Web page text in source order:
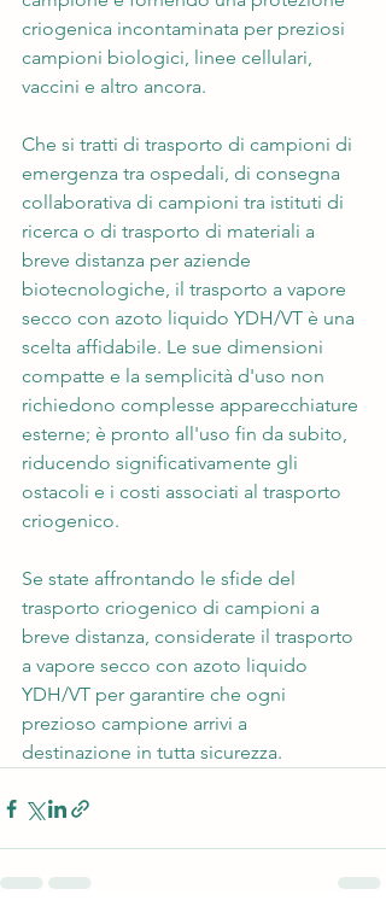
criogenica incontaminata per preziosi
campioni biologici, linee cellulari,
vaccini e altro ancora.
Che si tratti di trasporto di campioni di
emergenza tra ospedali, di consegna
collaborativa di campioni tra istituti di
ricerca o di trasporto di materiali a
breve distanza per aziende
biotecnologiche, il trasporto a vapore
secco con azoto liquido YDH/VT è una
scelta affidabile. Le sue dimensioni
compatte e la semplicità d'uso non
richiedono complesse apparecchiature
esterne; è pronto all'uso fin da subito,
riducendo significativamente gli
ostacoli e i costi associati al trasporto
criogenico.
Se state affrontando le sfide del
trasporto criogenico di campioni a
breve distanza, considerate il trasporto
a vapore secco con azoto liquido
YDH/VT per garantire che ogni
prezioso campione arrivi a
destinazione in tutta sicurezza.